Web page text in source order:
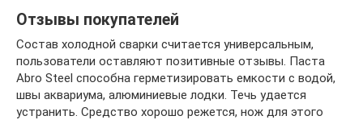
Отзывы покупателей
Состав холодной сварки считается универсальным,
пользователи оставляют позитивные отзывы. Паста
Abro Steel способна герметизировать емкости с водой,
швы аквариума, алюминиевые лодки. Течь удается
устранить. Средство хорошо режется, нож для этого